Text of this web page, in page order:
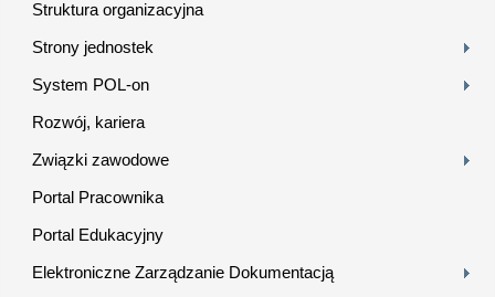
Struktura organizacyjna
Strony jednostek
System POL-on
Rozwój, kariera
Związki zawodowe
Portal Pracownika
Portal Edukacyjny
Elektroniczne Zarządzanie Dokumentacją